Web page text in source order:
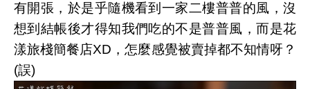
有開張，於是乎隨機看到一家二樓普普的風，沒
想到結帳後才得知我們吃的不是普普風，而是花
漾旅棧簡餐店XD，怎麼感覺被賣掉都不知情呀？
(誤)